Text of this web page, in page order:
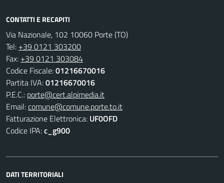
CONTATTI E RECAPITI
Via Nazionale, 102 10060 Porte (TO)
Tel: +39 0121 303200
Fax: +39 0121 303084
Codice Fiscale:01216670016
Partita IVA:01216670016
P.E.C.: porte@cert.alpimedia.it
Email:comune@comune.porte.to.it
Fatturazione Elettronica: UF0OFD
Codice IPA:c_g900
DATI TERRITORIALI